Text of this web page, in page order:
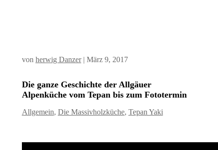
von herwig Danzer| März 9, 2017
Die ganze Geschichte der Allgäuer
Alpenküche vom Tepan bis zum Fototermin
Allgemein, Die Massivholzküche, Tepan Yaki